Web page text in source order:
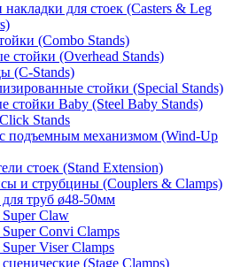
накладки для стоек (Casters & Leg
(Combo Stands)
стойки (Overhead Stands)
(C-Stands)
стойки (Special Stands)
стойки Baby (Steel Baby Stands)
Stands
подъемным механизмом (Wind-Up
стоек (Stand Extension)
и струбцины (Couplers & Clamps)
труб ø48-50мм
Claw
Convi Clamps
Viser Clamps
(Stage Clamps)